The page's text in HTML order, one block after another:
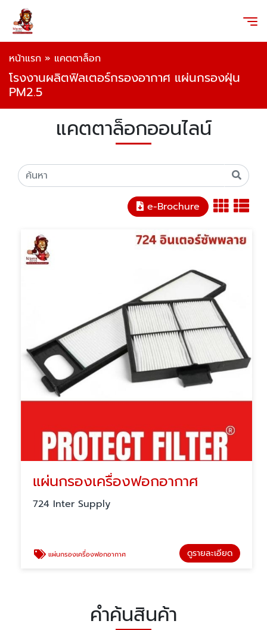
หน้าแรก » แคตตาล็อก
โรงงานผลิตฟิลเตอร์กรองอากาศ แผ่นกรองฝุ่น
PM2.5
แคตตาล็อกออนไลน์
e-Brochure
แผ่นกรองเครื่องฟอกอากาศ
724 Inter Supply
แผ่นกรองเครื่องฟอกอากาศ ดูรายละเอียด
คำค้นสินค้า